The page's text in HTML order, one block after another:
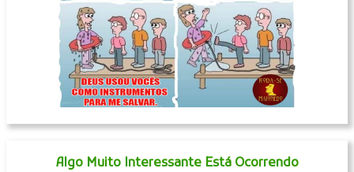
Algo Muito Interessante Está Ocorrendo